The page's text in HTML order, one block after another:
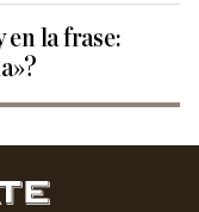
en la frase: